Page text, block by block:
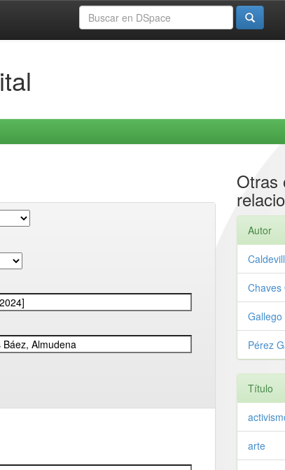
Otras
Autor
Chaves
Pérez
Título
arte